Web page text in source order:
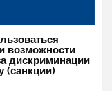
возможности
дискриминации
(санкции)